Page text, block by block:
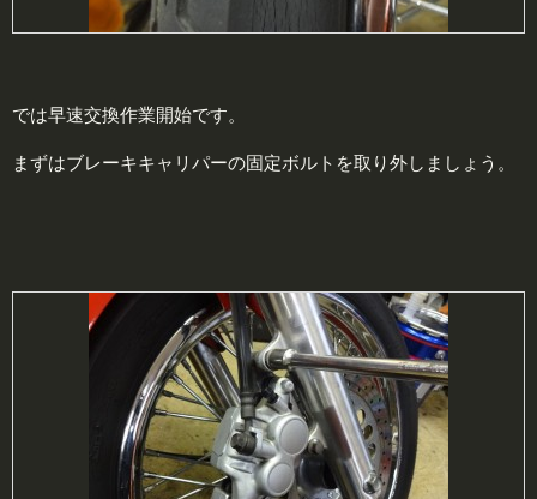
では早速交換作業開始です。
まずはブレーキキャリパーの固定ボルトを取り外しましょう。